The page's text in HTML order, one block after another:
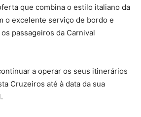
que combina o estilo italiano da
o excelente serviço de bordo e
passageiros da Carnival
a operar os seus itinerários
Cruzeiros até à data da sua